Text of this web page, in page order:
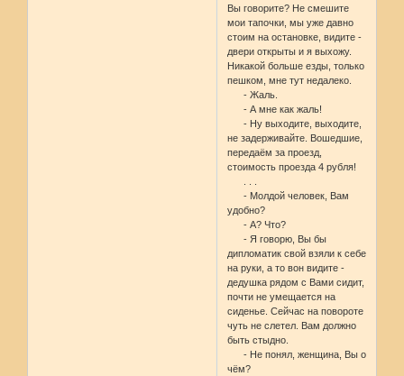
Вы говорите? Не смешите
мои тапочки, мы уже давно
стоим на остановке, видите -
двери открыты и я выхожу.
Никакой больше езды, только
пешком, мне тут недалеко.
- Жаль.
- А мне как жаль!
- Ну выходите, выходите,
не задерживайте. Вошедшие,
передаём за проезд,
стоимость проезда 4 рубля!
- Молдой человек, Вам
удобно?
- А? Что?
- Я говорю, Вы бы
дипломатик свой взяли к себе
на руки, а то вон видите -
дедушка рядом с Вами сидит,
почти не умещается на
сиденье. Сейчас на повороте
чуть не слетел. Вам должно
быть стыдно.
- Не понял, женщина, Вы о
чём?